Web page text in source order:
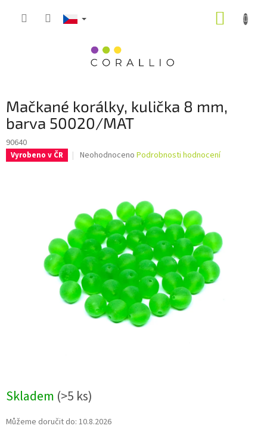
Mačkané korálky, kulička 8 mm,
barva 50020/MAT
90640
Vyrobeno v ČR
Průměrné
z
5
hvězdiček.
Neohodnoceno Podrobnosti hodnocení
Skladem (>5 ks)
Můžeme doručit do: 10.8.2026